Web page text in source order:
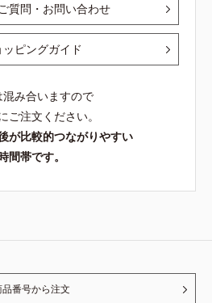
質問・お問い合わせ
ッピングガイド
混み合いますので
ご注文ください。
が比較的つながりやすい
間帯です。
品番号から注文